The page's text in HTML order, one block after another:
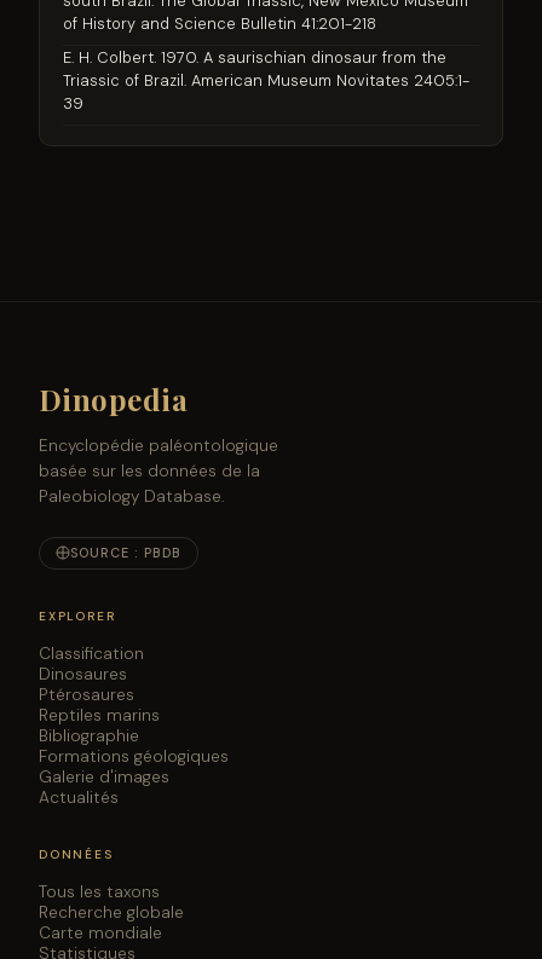
of History and Science Bulletin 41:201-218
E. H. Colbert. 1970. A saurischian dinosaur from the
Triassic of Brazil. American Museum Novitates 2405:1-
39
Dinopedia
Encyclopédie paléontologique
basée sur les données de la
Paleobiology Database.
SOURCE : PBDB
EXPLORER
Classification
Dinosaures
Ptérosaures
Reptiles marins
Bibliographie
Formations géologiques
Galerie d'images
Actualités
DONNÉES
Tous les taxons
Recherche globale
Carte mondiale
Statistiques